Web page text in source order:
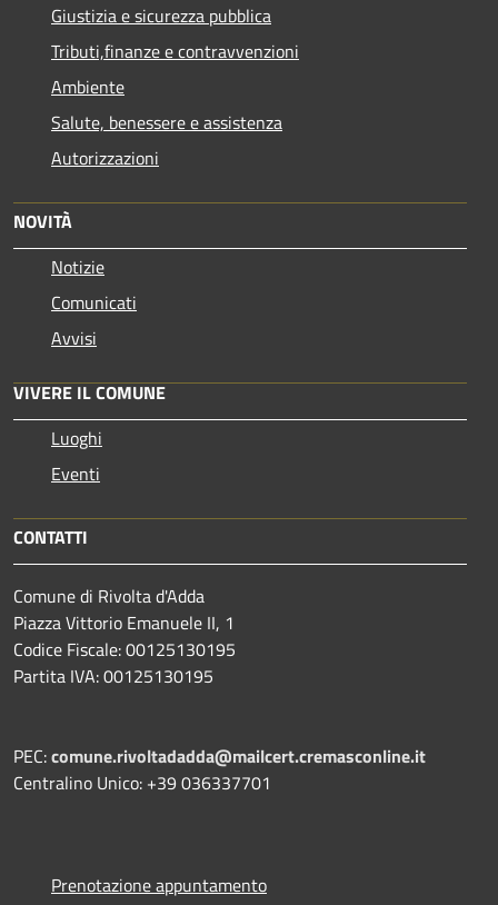
Giustizia e sicurezza pubblica
Tributi,finanze e contravvenzioni
Ambiente
Salute, benessere e assistenza
Autorizzazioni
NOVITÀ
Notizie
Comunicati
Avvisi
VIVERE IL COMUNE
Luoghi
Eventi
CONTATTI
Comune di Rivolta d'Adda
Piazza Vittorio Emanuele II, 1
Codice Fiscale: 00125130195
Partita IVA: 00125130195
PEC:comune.rivoltadadda@mailcert.cremasconline.it
Centralino Unico: +39 036337701
Prenotazione appuntamento